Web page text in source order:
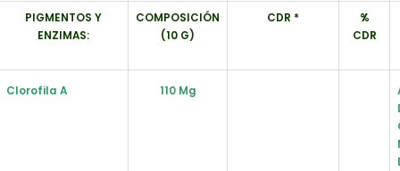
PIGMENTOS Y
ENZIMAS:
COMPOSICIÓN
(10 G)
CDR *
%
CDR
Clorofila A 110 Mg